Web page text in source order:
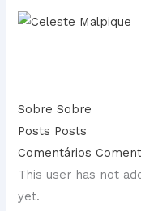
Sobre Sobre
Posts Posts
Comentários
This user has not
yet.